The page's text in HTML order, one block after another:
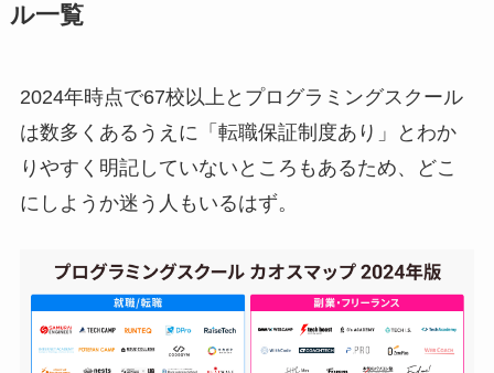
ル一覧
2024年時点で67校以上とプログラミングスクール
は数多くあるうえに「転職保証制度あり」とわか
りやすく明記していないところもあるため、どこ
にしようか迷う人もいるはず。